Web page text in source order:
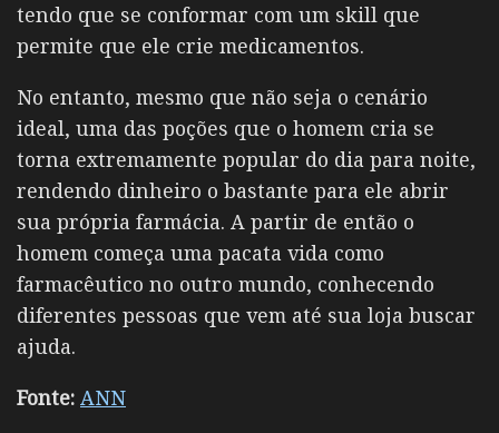
tendo que se conformar com um skill que
permite que ele crie medicamentos.
No entanto, mesmo que não seja o cenário
ideal, uma das poções que o homem cria se
torna extremamente popular do dia para noite,
rendendo dinheiro o bastante para ele abrir
sua própria farmácia. A partir de então o
homem começa uma pacata vida como
farmacêutico no outro mundo, conhecendo
diferentes pessoas que vem até sua loja buscar
ajuda.
Fonte: ANN